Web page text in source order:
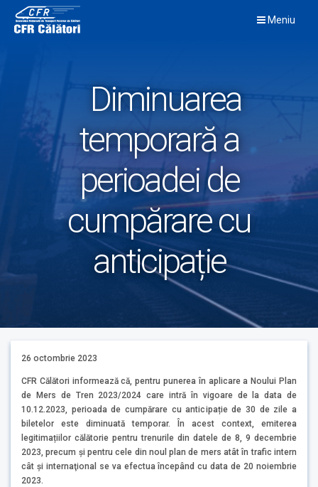
content
Meniu
Diminuarea
temporară a
perioadei de
cumpărare cu
anticipație
26 octombrie 2023
CFR Călători informează că, pentru punerea în aplicare a Noului Plan
de Mers de Tren 2023/2024 care intră în vigoare de la data de
10.12.2023, perioada de cumpărare cu anticipație de 30 de zile a
biletelor este diminuată temporar. În acest context, emiterea
legitimațiilor călătorie pentru trenurile din datele de 8, 9 decembrie
2023, precum şi pentru cele din noul plan de mers atât în trafic intern
cât şi internaţional se va efectua începând cu data de 20 noiembrie
2023.